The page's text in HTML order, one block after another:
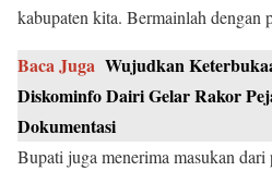
kabupaten kita. Bermainlah dengan
Baca Juga Wujudkan
Diskominfo Dairi Gelar Rakor
Dokumentasi
Bupati juga menerima masukan dari